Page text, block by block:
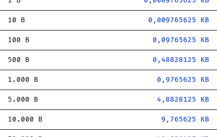
10 B 0,009765625 KB
100 B 0,09765625 KB
500 B 0,48828125 KB
1.000 B 0,9765625 KB
5.000 B 4,8828125 KB
10.000 B 9,765625 KB